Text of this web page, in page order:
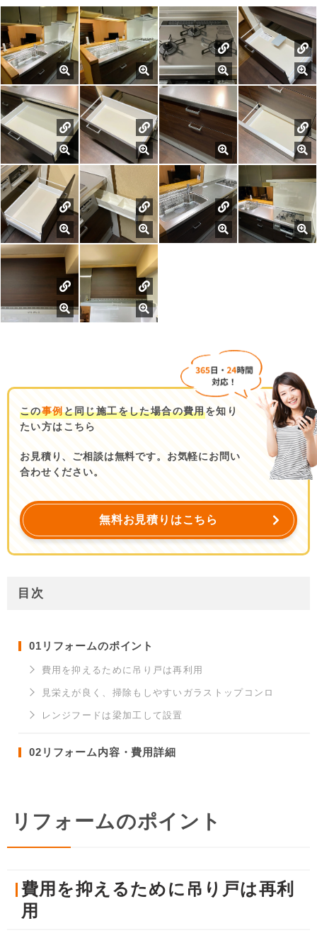
この事例と同じ施工をした場合の費用を知り
たい方はこちら
お見積り、ご相談は無料です。お気軽にお問い
合わせください。
無料お見積りはこちら
目次
01 リフォームのポイント
費用を抑えるために吊り戸は再利用
見栄えが良く、掃除もしやすいガラストップコンロ
レンジフードは梁加工して設置
02 リフォーム内容・費用詳細
リフォームのポイント
費用を抑えるために吊り戸は再利
用